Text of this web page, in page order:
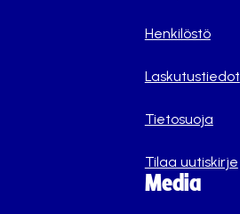
Henkilöstö
Laskutustiedot
Tietosuoja
Tilaa uutiskirje
Media